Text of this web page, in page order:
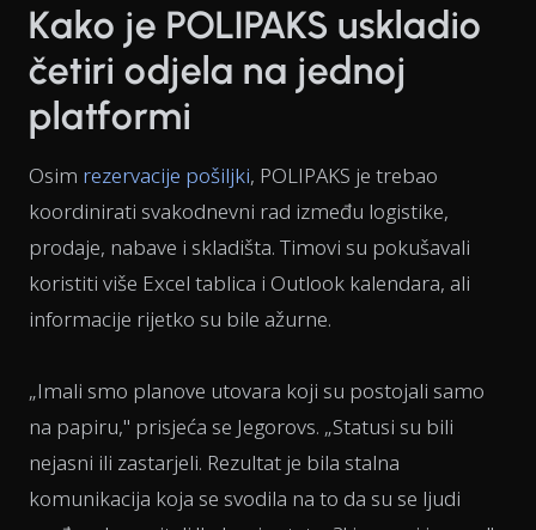
Kako je POLIPAKS uskladio
četiri odjela na jednoj
platformi
Osim rezervacije pošiljki, POLIPAKS je trebao
koordinirati svakodnevni rad između logistike,
prodaje, nabave i skladišta. Timovi su pokušavali
koristiti više Excel tablica i Outlook kalendara, ali
informacije rijetko su bile ažurne.
„Imali smo planove utovara koji su postojali samo
na papiru," prisjeća se Jegorovs. „Statusi su bili
nejasni ili zastarjeli. Rezultat je bila stalna
komunikacija koja se svodila na to da su se ljudi